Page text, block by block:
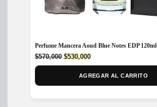
Perfume Mancera Aoud Blue Notes EDP 120ml
$570,000 Original
price
$530,000Current
price
is:
AGREGAR AL CARRITO